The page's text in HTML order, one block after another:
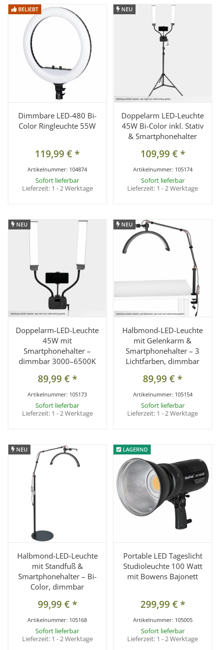
BELIEBT
BELIEBT
Dimmbare LED-480 Bi-
Color Ringleuchte 55W
119,99 €*
Artikelnummer: 104874
Sofort lieferbar
Lieferzeit: 1 - 2 Werktage
NEU
NEU
Doppelarm LED-Leuchte
45W Bi-Color inkl. Stativ
& Smartphonehalter
109,99 €*
Artikelnummer: 105174
Sofort lieferbar
Lieferzeit: 1 - 2 Werktage
NEU
NEU
Doppelarm-LED-Leuchte
45W mit
Smartphonehalter –
dimmbar 3000–6500K
89,99 €*
Artikelnummer: 105173
Sofort lieferbar
Lieferzeit: 1 - 2 Werktage
NEU
NEU
Halbmond-LED-Leuchte
mit Gelenkarm &
Smartphonehalter – 3
Lichtfarben, dimmbar
89,99 €*
Artikelnummer: 105154
Sofort lieferbar
Lieferzeit: 1 - 2 Werktage
NEU
NEU
Halbmond-LED-Leuchte
mit Standfuß &
Smartphonehalter – Bi-
Color, dimmbar
99,99 €*
Artikelnummer: 105168
Sofort lieferbar
Lieferzeit: 1 - 2 Werktage
LAGERND
LAGERND
Portable LED Tageslicht
Studioleuchte 100 Watt
mit Bowens Bajonett
299,99 €*
Artikelnummer: 105005
Sofort lieferbar
Lieferzeit: 1 - 2 Werktage